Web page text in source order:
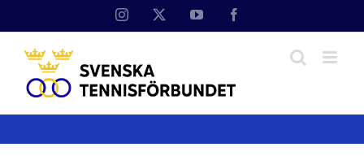
Instagram YouTube